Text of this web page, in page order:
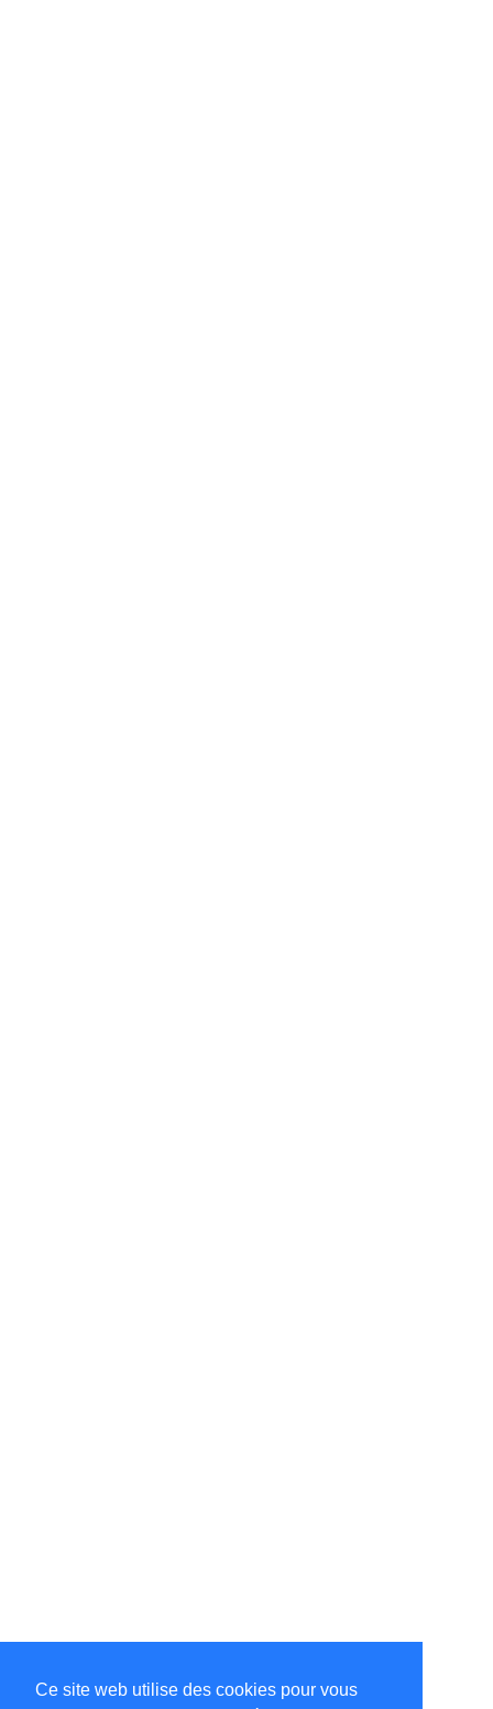
Ce site web utilise des cookies pour vous